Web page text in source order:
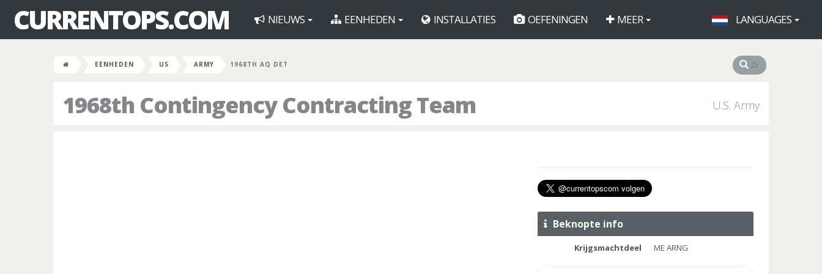
CURRENTOPS.COM NIEUWS EENHEDEN INSTALLATIES OEFENINGEN MEER LANGUAGES
EENHEDEN US ARMY 1968TH AQ DET
1968th Contingency Contracting Team U.S. Army
Beknopte info
Krijgsmachtdeel ME ARNG